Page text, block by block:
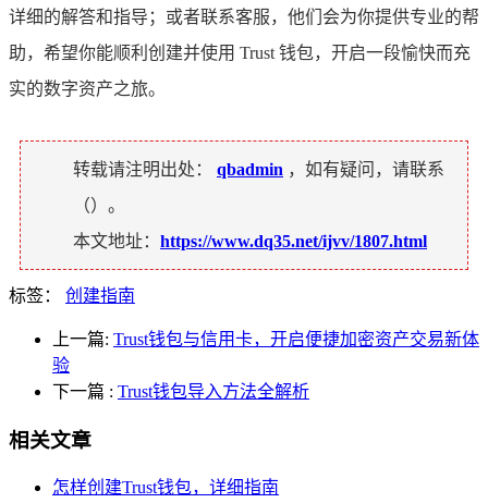
详细的解答和指导；或者联系客服，他们会为你提供专业的帮
助，希望你能顺利创建并使用 Trust 钱包，开启一段愉快而充
实的数字资产之旅。
转载请注明出处： qbadmin ，如有疑问，请联系
（）。
本文地址： https://www.dq35.net/ijvv/1807.html
标签： 创建指南
上一篇: Trust钱包与信用卡，开启便捷加密资产交易新体
验
下一篇 : Trust钱包导入方法全解析
相关文章
怎样创建Trust钱包，详细指南